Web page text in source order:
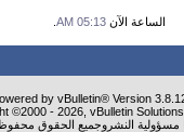
الساعة الآن 05:13 AM
by vBulletin® Version
©2000 - 2026, vBulletin
مسؤولية النشروجميع الحقوق